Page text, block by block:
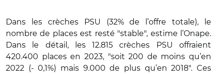
Dans les crèches PSU (32% de l’offre totale), le
nombre de places est resté "stable", estime l’Onape.
Dans le détail, les 12.815 crèches PSU offraient
420.400 places en 2023, "soit 200 de moins qu’en
2022 (- 0,1%) mais 9.000 de plus qu’en 2018". Ces